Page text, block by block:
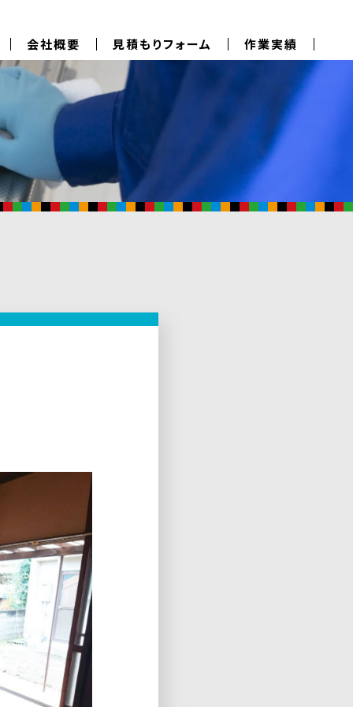
会社概要 見積もりフォーム 作業実績